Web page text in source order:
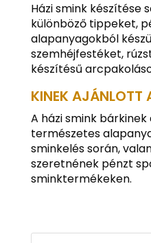
Házi smink készítése
különböző tippeket,
alapanyagokból
szemhéjfestéket,
készítésű
KINEK AJÁNLOTT
A házi smink
természetes
sminkelés során,
szeretnének pénzt
sminktermékeken.